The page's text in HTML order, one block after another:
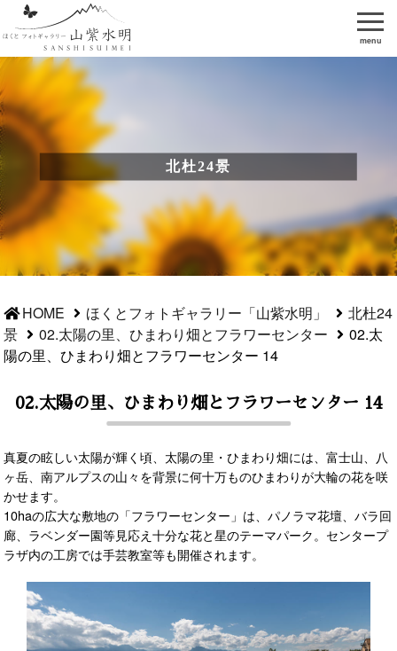
menu
北杜24景
HOME ほくとフォトギャラリー「山紫水明」
北杜24
景
02.太陽の里、ひまわり畑とフラワーセンター
02.太
陽の里、ひまわり畑とフラワーセンター 14
02.太陽の里、ひまわり畑とフラワーセンター 14
真夏の眩しい太陽が輝く頃、太陽の里・ひまわり畑には、富士山、八
ヶ岳、南アルプスの山々を背景に何十万ものひまわりが大輪の花を咲
かせます。
10haの広大な敷地の「フラワーセンター」は、パノラマ花壇、バラ回
廊、ラベンダー園等見応え十分な花と星のテーマパーク。センタープ
ラザ内の工房では手芸教室等も開催されます。